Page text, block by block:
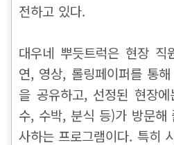
전하고 있다.
대우네 뿌듯트럭은 현장
연, 영상, 롤링페이퍼를 통
을 공유하고, 선정된 현장
수, 수박, 분식 등)가 방문해
사하는 프로그램이다. 특히